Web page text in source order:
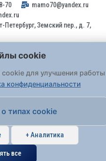
70
mamo70@yandex.ru
Петербург, Земский пер., д. 7,
поступившие на
на основании
№ 59-ФЗ
портал «Госуслуги» (ЕПГУ)
персональных данных.
cookie
для улучшения работы
конфиденциальности
типах cookie
+ Аналитика
все